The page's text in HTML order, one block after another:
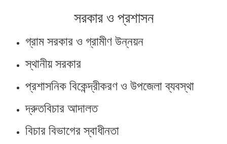
সরকার ও প্রশাসন
গ্রাম সরকার ও গ্রামীণ উন্নয়ন
স্থানীয় সরকার
প্রশাসনিক বিকেন্দ্রীকরণ ও উপজেলা ব্যবস্থা
দ্রুতবিচার আদালত
বিচার বিভাগের স্বাধীনতা